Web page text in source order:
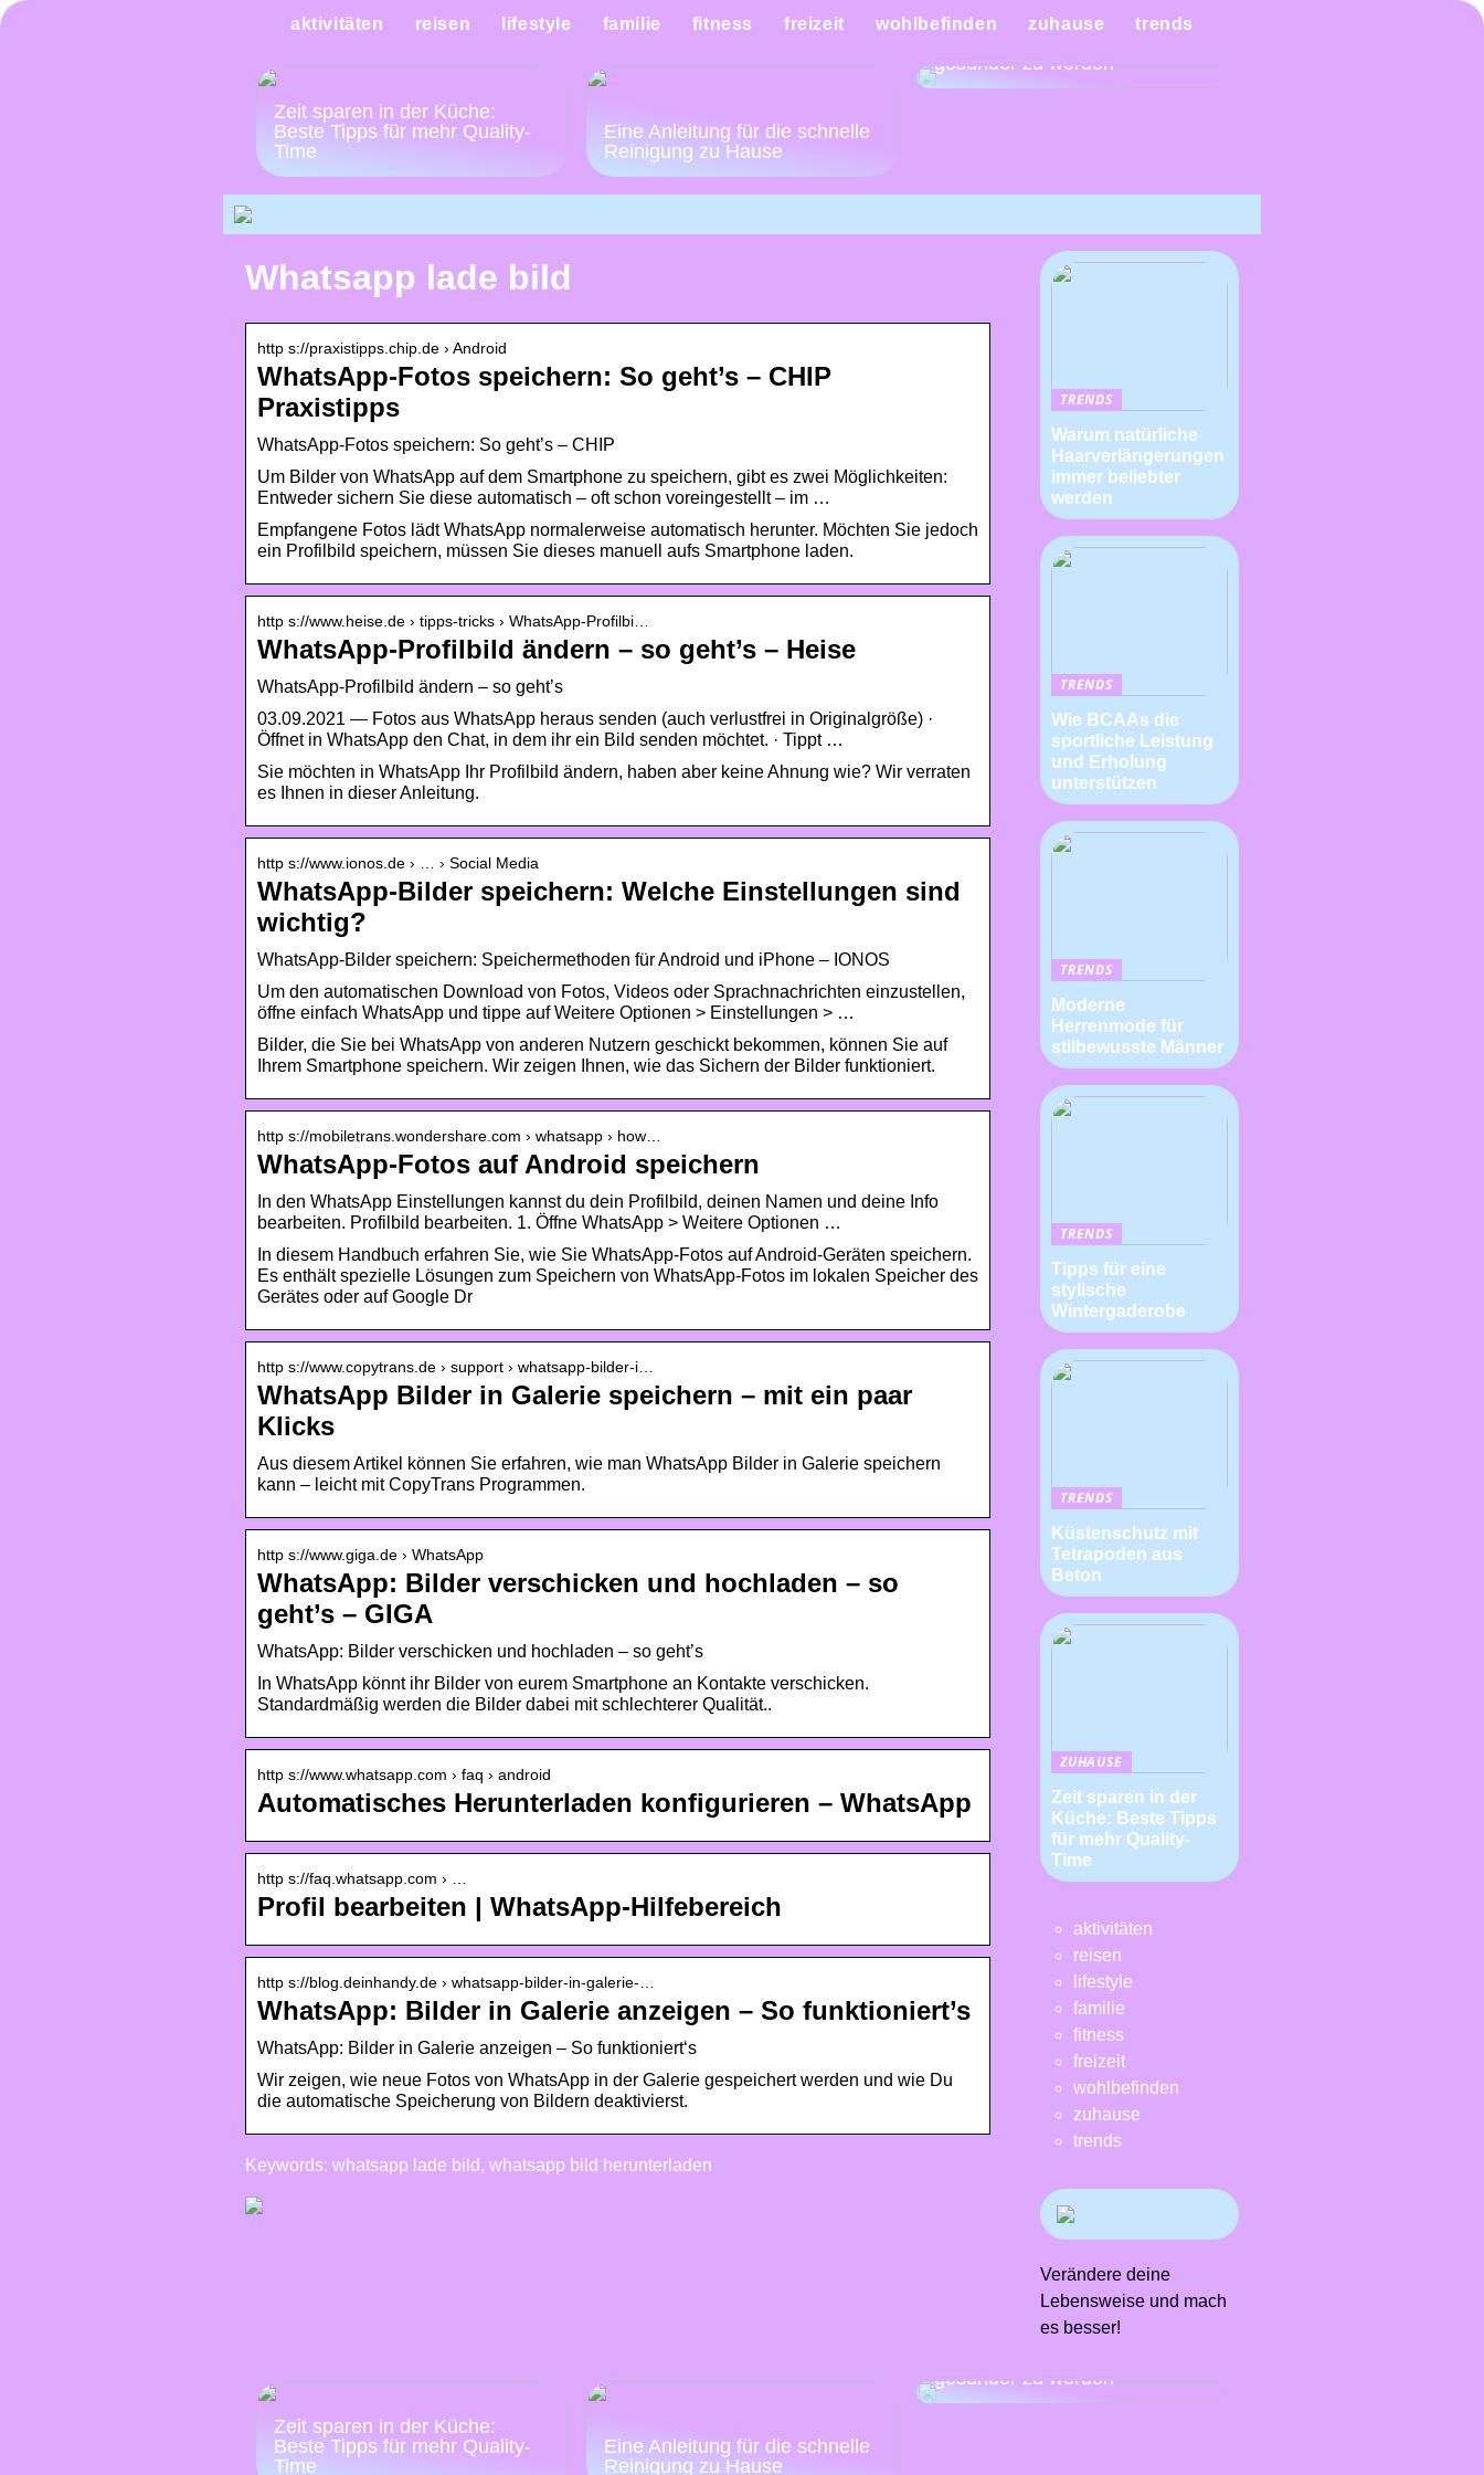
aktivitäten reisen lifestyle familie fitness freizeit wohlbefinden zuhause trends
Zeit sparen in der Küche:
Beste Tipps für mehr Quality-
Time
Eine Anleitung für die schnelle
Reinigung zu Hause
Machen Sie es sich mit einem
gesünder zu werden
Whatsapp lade bild
http s://praxistipps.chip.de › Android
WhatsApp-Fotos speichern: So geht’s – CHIP
Praxistipps
WhatsApp-Fotos speichern: So geht’s – CHIP
Um Bilder von WhatsApp auf dem Smartphone zu speichern, gibt es zwei Möglichkeiten:
Entweder sichern Sie diese automatisch – oft schon voreingestellt – im …
Empfangene Fotos lädt WhatsApp normalerweise automatisch herunter. Möchten Sie jedoch
ein Profilbild speichern, müssen Sie dieses manuell aufs Smartphone laden.
http s://www.heise.de › tipps-tricks › WhatsApp-Profilbi…
WhatsApp-Profilbild ändern – so geht’s – Heise
WhatsApp-Profilbild ändern – so geht’s
03.09.2021 — Fotos aus WhatsApp heraus senden (auch verlustfrei in Originalgröße) ·
Öffnet in WhatsApp den Chat, in dem ihr ein Bild senden möchtet. · Tippt …
Sie möchten in WhatsApp Ihr Profilbild ändern, haben aber keine Ahnung wie? Wir verraten
es Ihnen in dieser Anleitung.
http s://www.ionos.de › … › Social Media
WhatsApp-Bilder speichern: Welche Einstellungen sind
wichtig?
WhatsApp-Bilder speichern: Speichermethoden für Android und iPhone – IONOS
Um den automatischen Download von Fotos, Videos oder Sprachnachrichten einzustellen,
öffne einfach WhatsApp und tippe auf Weitere Optionen > Einstellungen > …
Bilder, die Sie bei WhatsApp von anderen Nutzern geschickt bekommen, können Sie auf
Ihrem Smartphone speichern. Wir zeigen Ihnen, wie das Sichern der Bilder funktioniert.
http s://mobiletrans.wondershare.com › whatsapp › how…
WhatsApp-Fotos auf Android speichern
In den WhatsApp Einstellungen kannst du dein Profilbild, deinen Namen und deine Info
bearbeiten. Profilbild bearbeiten. 1. Öffne WhatsApp > Weitere Optionen …
In diesem Handbuch erfahren Sie, wie Sie WhatsApp-Fotos auf Android-Geräten speichern.
Es enthält spezielle Lösungen zum Speichern von WhatsApp-Fotos im lokalen Speicher des
Gerätes oder auf Google Dr
http s://www.copytrans.de › support › whatsapp-bilder-i…
WhatsApp Bilder in Galerie speichern – mit ein paar
Klicks
Aus diesem Artikel können Sie erfahren, wie man WhatsApp Bilder in Galerie speichern
kann – leicht mit CopyTrans Programmen.
http s://www.giga.de › WhatsApp
WhatsApp: Bilder verschicken und hochladen – so
geht’s – GIGA
WhatsApp: Bilder verschicken und hochladen – so geht’s
In WhatsApp könnt ihr Bilder von eurem Smartphone an Kontakte verschicken.
Standardmäßig werden die Bilder dabei mit schlechterer Qualität..
http s://www.whatsapp.com › faq › android
Automatisches Herunterladen konfigurieren – WhatsApp
http s://faq.whatsapp.com › …
Profil bearbeiten | WhatsApp-Hilfebereich
http s://blog.deinhandy.de › whatsapp-bilder-in-galerie-…
WhatsApp: Bilder in Galerie anzeigen – So funktioniert’s
WhatsApp: Bilder in Galerie anzeigen – So funktioniert‘s
Wir zeigen, wie neue Fotos von WhatsApp in der Galerie gespeichert werden und wie Du
die automatische Speicherung von Bildern deaktivierst.
Keywords: whatsapp lade bild, whatsapp bild herunterladen
TRENDS
Warum natürliche
Haarverlängerungen
immer beliebter
werden
TRENDS
Wie BCAAs die
sportliche Leistung
und Erholung
unterstützen
TRENDS
Moderne
Herrenmode für
stilbewusste Männer
TRENDS
Tipps für eine
stylische
Wintergaderobe
TRENDS
Küstenschutz mit
Tetrapoden aus
Beton
ZUHAUSE
Zeit sparen in der
Küche: Beste Tipps
für mehr Quality-
Time
aktivitäten
reisen
lifestyle
familie
fitness
freizeit
wohlbefinden
zuhause
trends
Verändere deine
Lebensweise und mach
es besser!
Zeit sparen in der Küche:
Beste Tipps für mehr Quality-
Time
Eine Anleitung für die schnelle
Reinigung zu Hause
Machen Sie es sich mit einem
gesünder zu werden